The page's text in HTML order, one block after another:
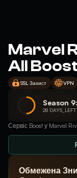
Marvel
All
SSL Захист VPN
Season
28 DAYS_LEFT
Сервіс Boost у Marvel
Обмежена